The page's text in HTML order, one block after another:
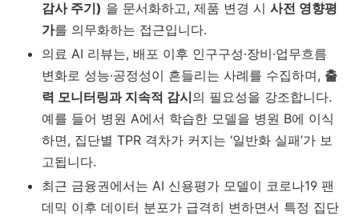
감사 주기) 을 문서화하고, 제품 변경 시 사전 영향평
가를 의무화하는 접근입니다.
의료 AI 리뷰는, 배포 이후 인구구성·장비·업무흐름
변화로 성능·공정성이 흔들리는 사례를 수집하며, 출
력 모니터링과 지속적 감시의 필요성을 강조합니다.
예를 들어 병원 A에서 학습한 모델을 병원 B에 이식
하면, 집단별 TPR 격차가 커지는 ‘일반화 실패’가 보
고됩니다.
최근 금융권에서는 AI 신용평가 모델이 코로나19 팬
데믹 이후 데이터 분포가 급격히 변하면서 특정 집단